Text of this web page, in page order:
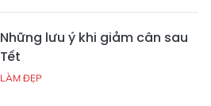
Những lưu ý khi giảm cân sau
Tết
LÀM ĐẸP